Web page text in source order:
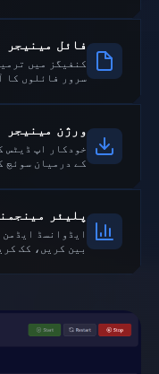
فائل مینیجر
کنفیگز میں
سرور فائلوں کا
ورژن مینیجر
خودکار اپ ڈیٹس
کے درمیان سوئچ
پلیئر
ایڈوانسڈ
بین کریں، کک